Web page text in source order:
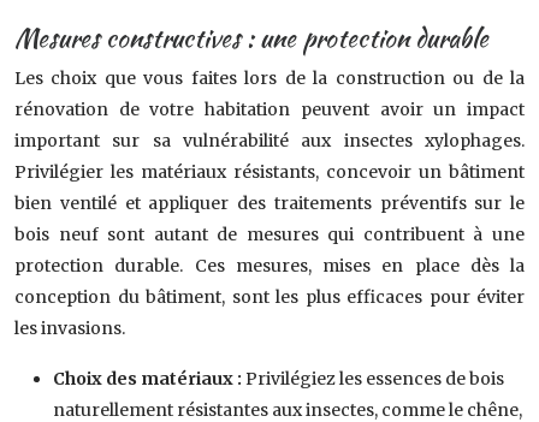
Mesures constructives : une protection durable
Les choix que vous faites lors de la construction ou de la
rénovation de votre habitation peuvent avoir un impact
important sur sa vulnérabilité aux insectes xylophages.
Privilégier les matériaux résistants, concevoir un bâtiment
bien ventilé et appliquer des traitements préventifs sur le
bois neuf sont autant de mesures qui contribuent à une
protection durable. Ces mesures, mises en place dès la
conception du bâtiment, sont les plus efficaces pour éviter
les invasions.
Choix des matériaux : Privilégiez les essences de bois
naturellement résistantes aux insectes, comme le chêne,